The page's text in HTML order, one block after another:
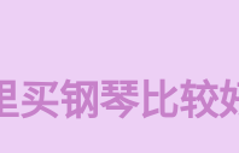
买钢琴比较